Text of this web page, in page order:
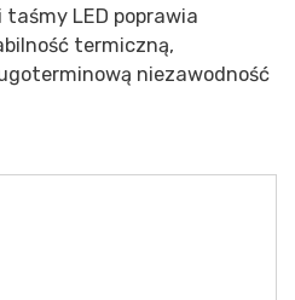
LED poprawia
termiczną,
niezawodność